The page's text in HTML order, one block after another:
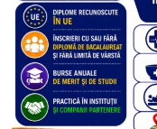
Piața
Programul
evenimentului